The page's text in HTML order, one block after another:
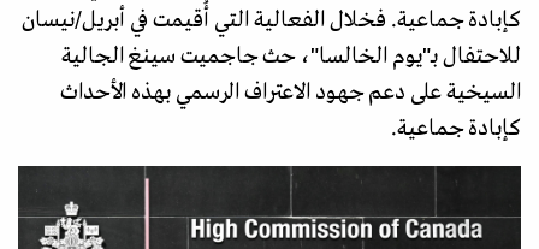
كإبادة جماعية. فخلال الفعالية التي أُقيمت في أبريل/نيسان
للاحتفال بـ"يوم الخالسا"، حث جاجميت سينغ الجالية
السيخية على دعم جهود الاعتراف الرسمي بهذه الأحداث
كإبادة جماعية.